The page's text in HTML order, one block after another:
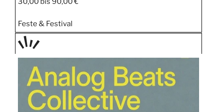
Feste & Festival
TAGE
STIPP